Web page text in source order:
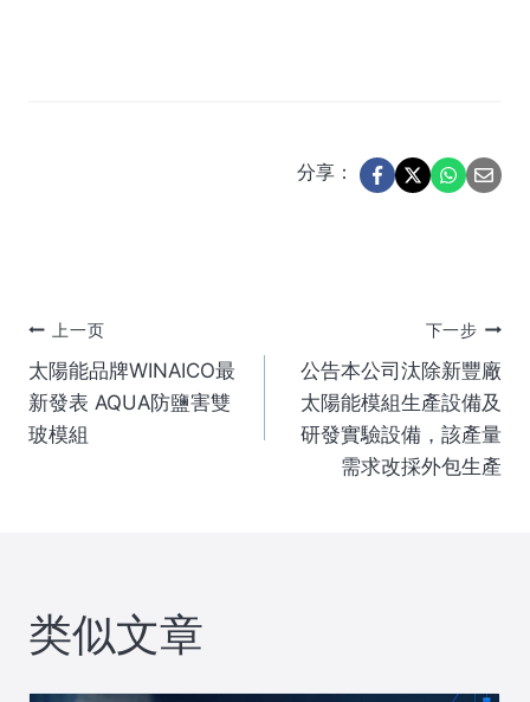
分享：
文
章
上一页
太陽能品牌WINAICO最
新發表 AQUA防鹽害雙
玻模組
下一步
公告本公司汰除新豐廠
太陽能模組生產設備及
研發實驗設備，該產量
需求改採外包生產
类似文章